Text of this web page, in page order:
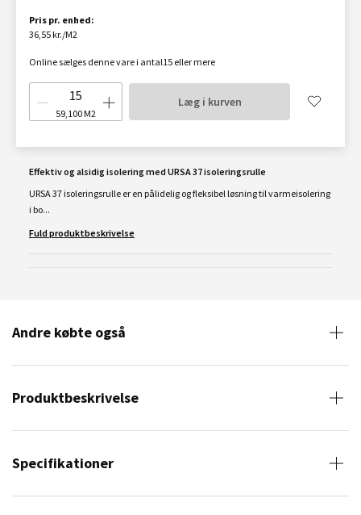
Pris pr. enhed:
36,55 kr./M2
Online sælges denne vare i antal15 eller mere
59,100 M2
Læg i kurven
Effektiv og alsidig isolering med URSA 37 isoleringsrulle
URSA 37 isoleringsrulle er en pålidelig og fleksibel løsning til varmeisolering
i bo...
Fuld produktbeskrivelse
Andre købte også
Produktbeskrivelse
Specifikationer